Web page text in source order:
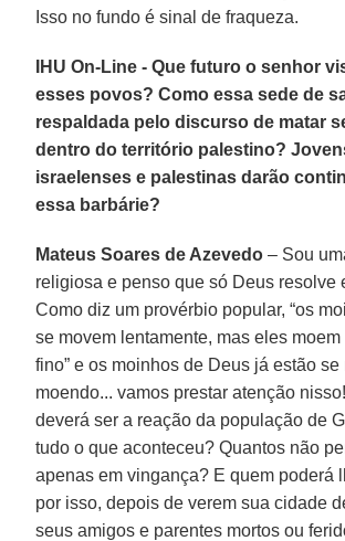
Isso no fundo é sinal de fraqueza.
IHU On-Line - Que futuro o senhor
esses povos? Como essa sede de
respaldada pelo discurso de matar
dentro do território palestino?
israelenses e palestinas darão
essa barbárie?
Mateus Soares de Azevedo – Sou
religiosa e penso que só Deus resolve
Como diz um provérbio popular, “os
se movem lentamente, mas eles
fino” e os moinhos de Deus já estão
moendo... vamos prestar atenção
deverá ser a reação da população de
tudo o que aconteceu? Quantos não
apenas em vingança? E quem poderá
por isso, depois de verem sua cidade
seus amigos e parentes mortos ou